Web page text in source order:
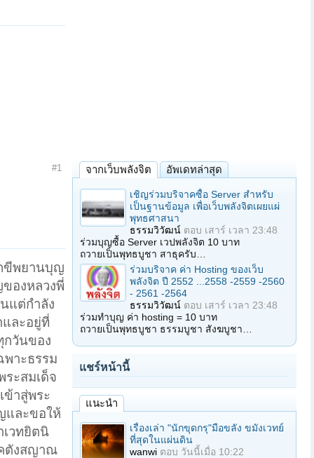
#1
ขีพยานบุญ
องหลวงพี่
แต่กำลัง
และอยู่ที่
วันของ
าะธรรม
ะสมเด็จ
ข้าสู่พระ
และขอให้
วทยิตนิ
ตังสญาณ
จากเว็บพลังจิต อัพเดทล่าสุด
เชิญร่วมบริจาคซื้อ Server สำหรับ
เป็นฐานข้อมูล เพื่อเว็บพลังจิตเผยแผ่
พุทธศาสนา
ธรรมวิวัฒน์ ตอบ เสาร์ เวลา 23:48
ร่วมบุญซื้อ Server เวปพลังจิต 10 บาท
ถวายเป็นพุทธบูชา สาธุครับ…
ร่วมบริจาค ค่า Hosting ของเว็บ
พลังจิต ปี 2552 ...2558 -2559 -2560
- 2561 -2564
ธรรมวิวัฒน์ ตอบ เสาร์ เวลา 23:48
ร่วมทำบุญ ค่า hosting = 10 บาท
ถวายเป็นพุทธบูชา ธรรมบูชา สังฆบูชา…
แชร์หน้านี้
แนะนำ
เรื่องเล่า "นักขุดกรุ"มือขลัง ขมังเวทย์
ที่สุดในแผ่นดิน
wanwi ตอบ วันนี้เมื่อ 10:22